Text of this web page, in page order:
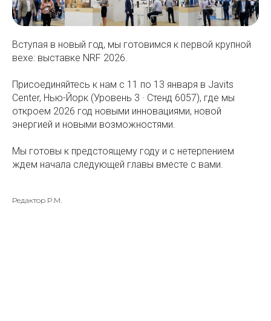
Вступая в новый год, мы готовимся к первой крупной
вехе: выставке NRF 2026.
Присоединяйтесь к нам с 11 по 13 января в Javits
Center, Нью-Йорк (Уровень 3 · Стенд 6057), где мы
откроем 2026 год новыми инновациями, новой
энергией и новыми возможностями.
Мы готовы к предстоящему году и с нетерпением
ждем начала следующей главы вместе с вами.
Редактор P.M.